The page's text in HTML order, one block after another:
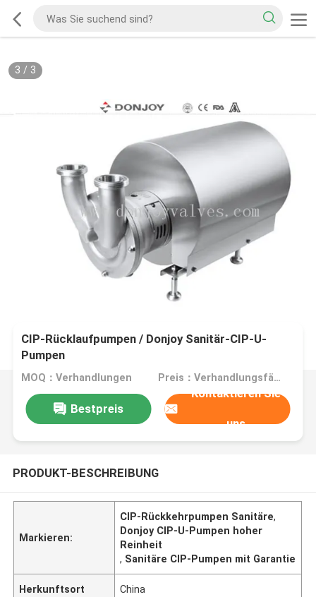
3 / 3
CIP-Rücklaufpumpen / Donjoy Sanitär-CIP-U-
Pumpen
MOQ：Verhandlungen Preis：Verhandlungsfähig
Bestpreis
Kontaktieren Sie
uns
PRODUKT-BESCHREIBUNG
Markieren:
CIP-Rückkehrpumpen Sanitäre,
Donjoy CIP-U-Pumpen hoher
Reinheit
, Sanitäre CIP-Pumpen mit Garantie
Herkunftsort China